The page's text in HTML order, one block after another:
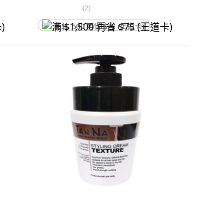
(2)
满 $1,500 再省 $75 (王道卡)